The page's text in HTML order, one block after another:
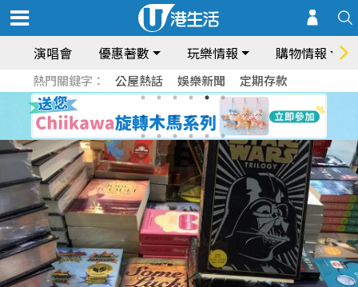
演唱會 優惠著數 玩樂情報 購物情報
熱門關鍵字： 公屋熱話 娛樂新聞 定期存款